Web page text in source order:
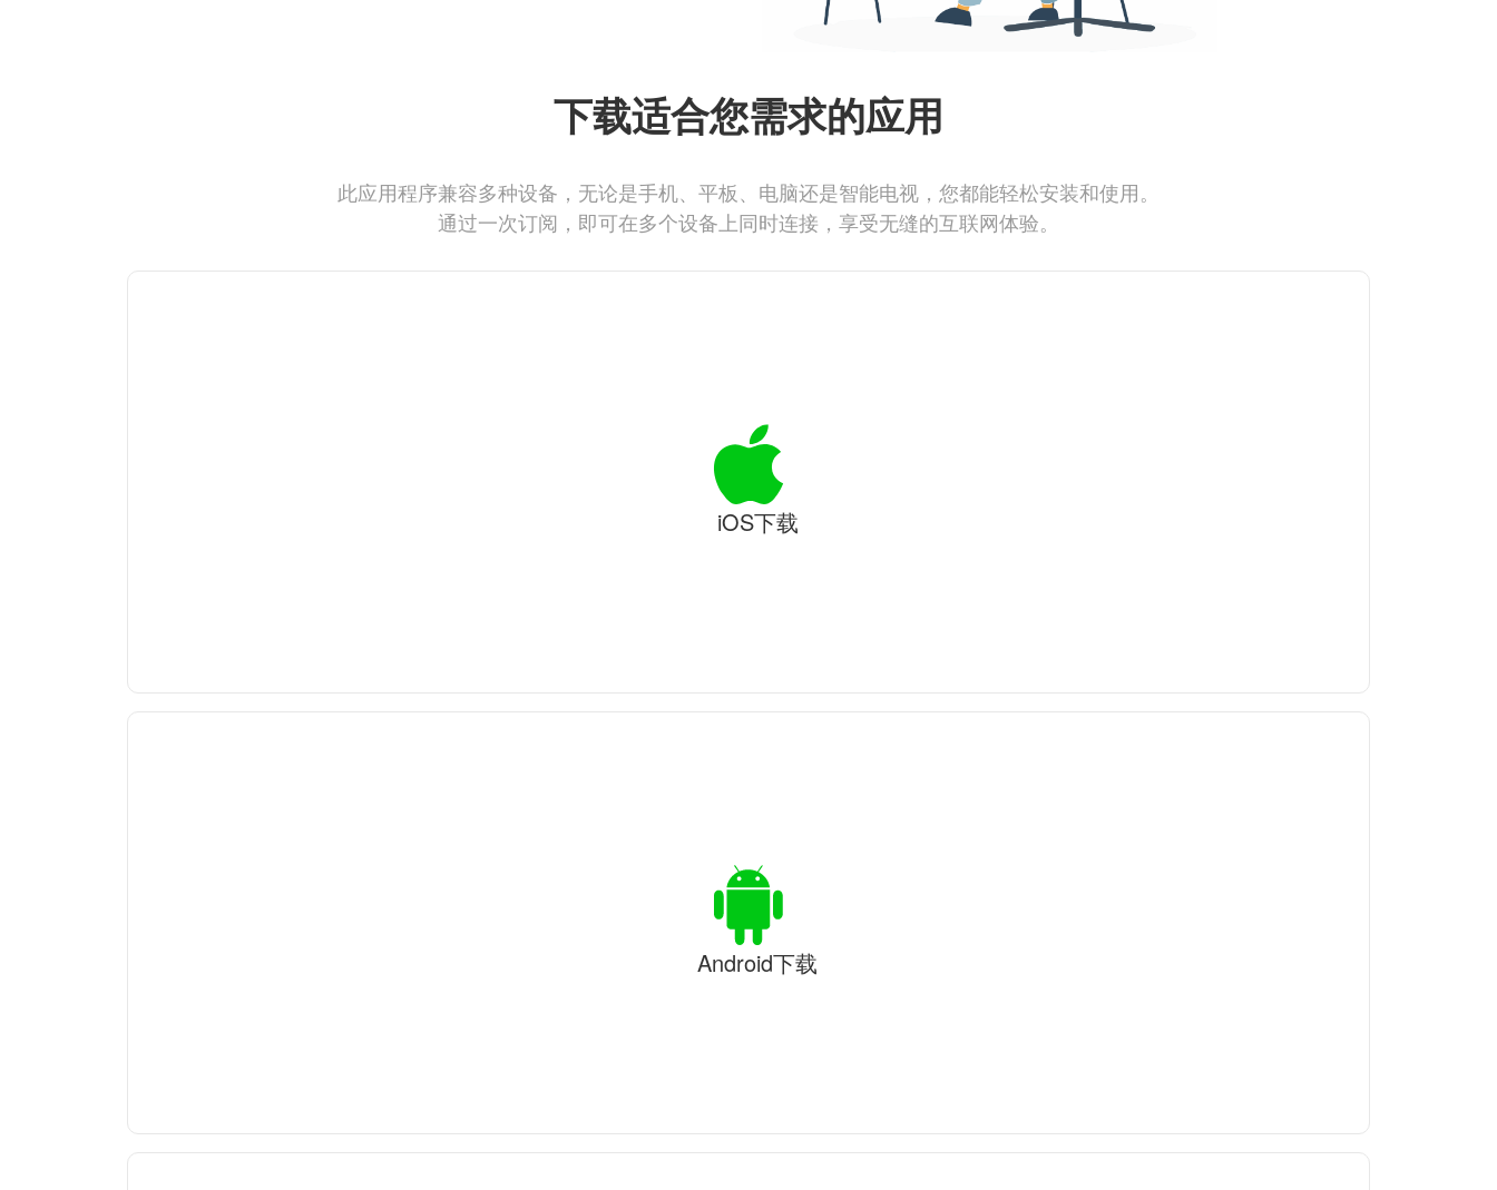
下载适合您需求的应用
此应用程序兼容多种设备，无论是手机、平板、电脑还是智能电视，您都能轻松安装和使用。
通过一次订阅，即可在多个设备上同时连接，享受无缝的互联网体验。
iOS下载
Android下载